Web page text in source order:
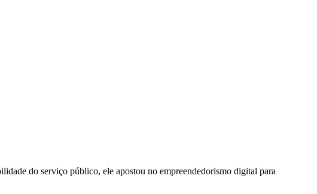
do serviço público, ele apostou no empreendedorismo digital para